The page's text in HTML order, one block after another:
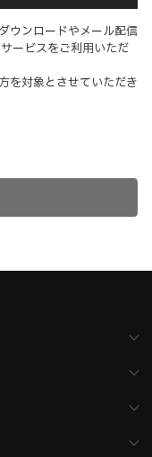
ウンロードやメール配信
ービスをご利用いただ
を対象とさせていただき